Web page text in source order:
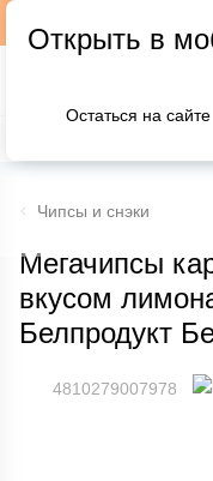
Чипсы и снэки
Мегачипсы
вкусом
Белпродукт
4810279007978
Открыть в
Остаться на сайте